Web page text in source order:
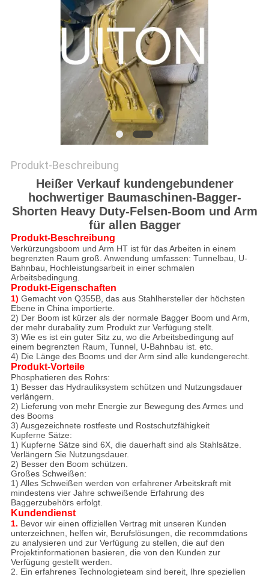
DATENSCHUTZ-
BESTIMMUNGEN
Produkt-Beschreibung
Heißer Verkauf kundengebundener
hochwertiger Baumaschinen-Bagger-
Shorten Heavy Duty-Felsen-Boom und Arm
für allen Bagger
Produkt-Beschreibung
Verkürzungsboom und Arm HT ist für das Arbeiten in einem
begrenzten Raum groß. Anwendung umfassen: Tunnelbau, U-
Bahnbau, Hochleistungsarbeit in einer schmalen
Arbeitsbedingung.
Produkt-Eigenschaften
1) Gemacht von Q355B, das aus Stahlhersteller der höchsten
Ebene in China importierte.
2) Der Boom ist kürzer als der normale Bagger Boom und Arm,
der mehr durabality zum Produkt zur Verfügung stellt.
3) Wie es ist ein guter Sitz zu, wo die Arbeitsbedingung auf
einem begrenzten Raum, Tunnel, U-Bahnbau ist. etc.
4) Die Länge des Booms und der Arm sind alle kundengerecht.
Produkt-Vorteile
Phosphatieren des Rohrs:
1) Besser das Hydrauliksystem schützen und Nutzungsdauer
verlängern.
2) Lieferung von mehr Energie zur Bewegung des Armes und
des Booms
3) Ausgezeichnete rostfeste und Rostschutzfähigkeit
Kupferne Sätze:
1) Kupferne Sätze sind 6X, die dauerhaft sind als Stahlsätze.
Verlängern Sie Nutzungsdauer.
2) Besser den Boom schützen.
Großes Schweißen:
1) Alles Schweißen werden von erfahrener Arbeitskraft mit
mindestens vier Jahre schweißende Erfahrung des
Baggerzubehörs erfolgt.
Kundendienst
1. Bevor wir einen offiziellen Vertrag mit unseren Kunden
unterzeichnen, helfen wir, Berufslösungen, die recommdations
zu analysieren und zur Verfügung zu stellen, die auf den
Projektinformationen basieren, die von den Kunden zur
Verfügung gestellt werden.
2. Ein erfahrenes Technologieteam sind bereit, Ihre speziellen